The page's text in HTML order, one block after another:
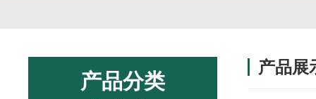
产品分类
产品展